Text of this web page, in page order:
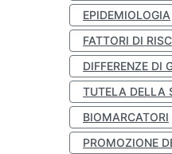
EPIDEMIOLOGIA
FATTORI DI
DIFFERENZE DI
TUTELA DELLA
BIOMARCATORI
PROMOZIONE